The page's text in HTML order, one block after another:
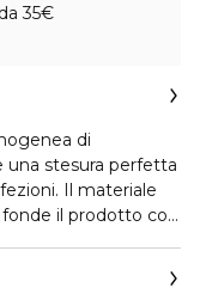
35€
di
stesura perfetta